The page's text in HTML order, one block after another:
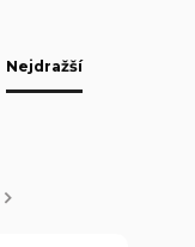
Nejdražší